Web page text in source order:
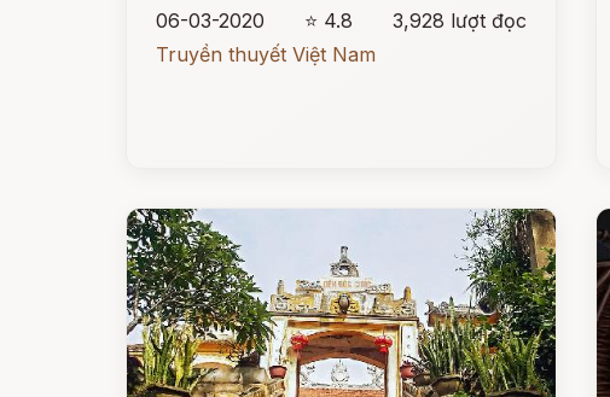
06-03-2020
⭐ 4.8
3,928 lượt đọc
Truyền thuyết Việt Nam